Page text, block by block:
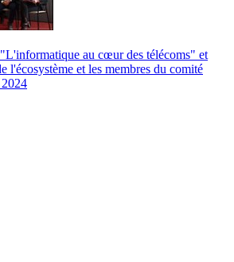
au cœur des télécoms" et
l'écosystème et les membres du comité